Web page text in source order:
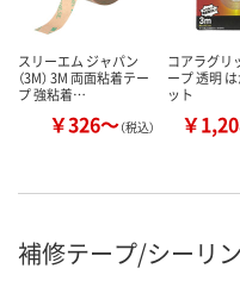
スリーエム ジャパン
（3M） 3M 両面粘着テー
プ 強粘着…
￥326～（税込）
コアラグリ
ープ 透明
ット
￥
補修テープ/シーリ